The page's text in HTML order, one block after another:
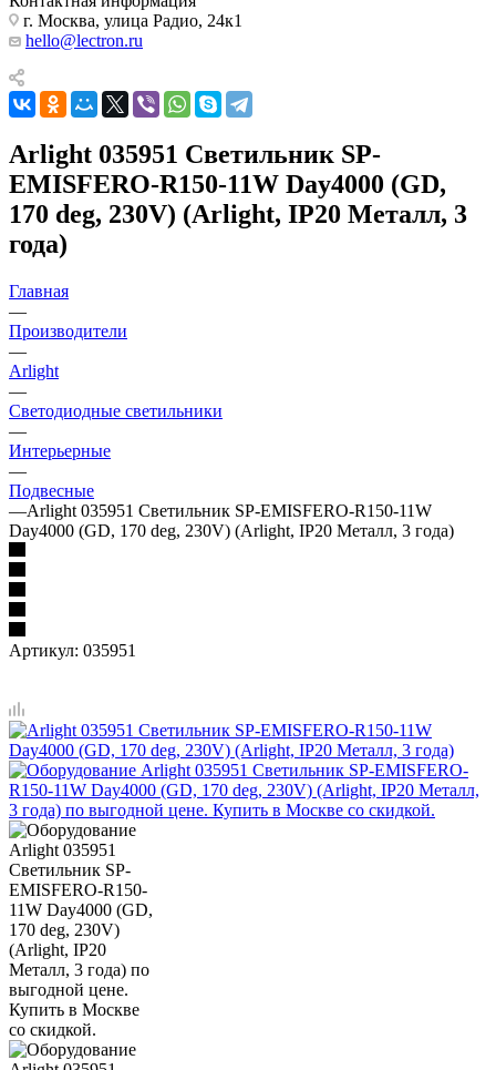
г. Москва, улица Радио, 24к1
hello@lectron.ru
Arlight 035951 Светильник SP-
EMISFERO-R150-11W Day4000 (GD,
170 deg, 230V) (Arlight, IP20 Металл, 3
года)
Главная
—
Производители
—
Arlight
—
Светодиодные светильники
—
Интерьерные
—
Подвесные
—Arlight 035951 Светильник SP-EMISFERO-R150-11W
Day4000 (GD, 170 deg, 230V) (Arlight, IP20 Металл, 3 года)
Артикул: 035951